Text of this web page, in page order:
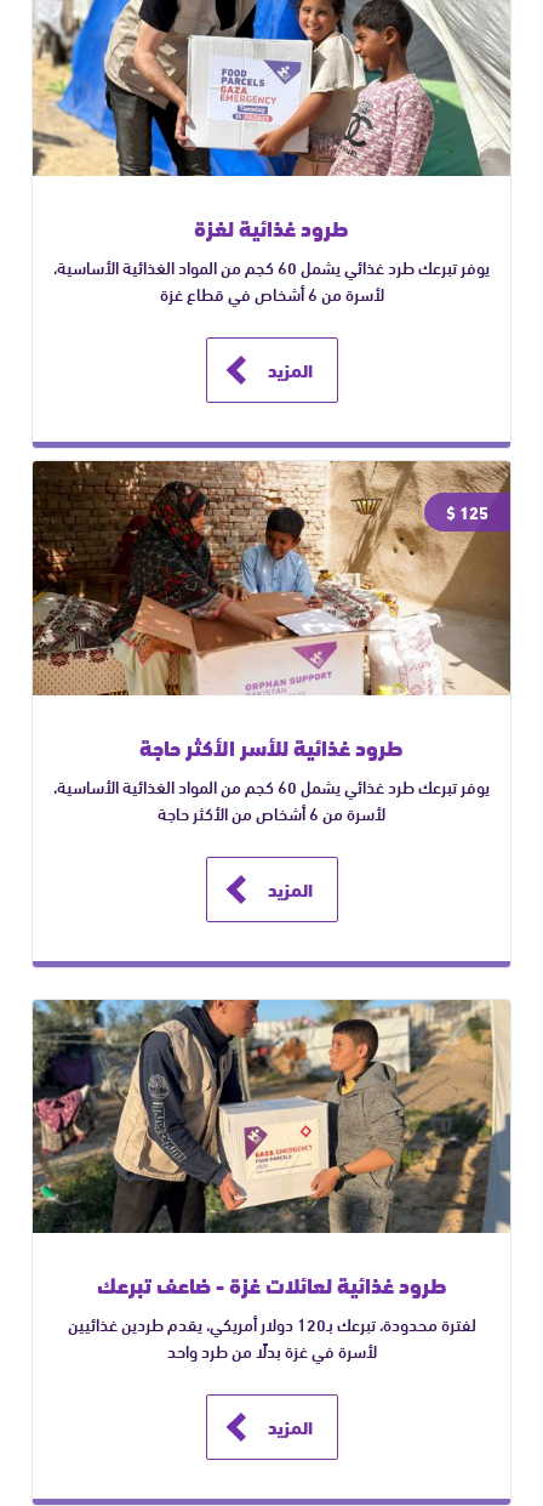
طرود غذائية لغزة
يوفر تبرعك طرد غذائي يشمل 60 كجم من المواد الغذائية الأساسية،
لأسرة من 6 أشخاص في قطاع غزة
المزيد
125 $
طرود غذائية للأسر الأكثر حاجة
يوفر تبرعك طرد غذائي يشمل 60 كجم من المواد الغذائية الأساسية،
لأسرة من 6 أشخاص من الأكثر حاجة
المزيد
طرود غذائية لعائلات غزة - ضاعف تبرعك
لفترة محدودة، تبرعك بـ120 دولار أمريكي، يقدم طردين غذائيين
لأسرة في غزة بدلًا من طرد واحد
المزيد